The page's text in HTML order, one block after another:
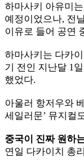
하마사키 아유미
예정이었으나, 전
이유로 들어 공연
하마사키는 다카
기 전인 지난달 1
했었다.
아울러 항저우와
세일러문’ 뮤지컬
중국이 진짜 원하
연일 다카이치 총